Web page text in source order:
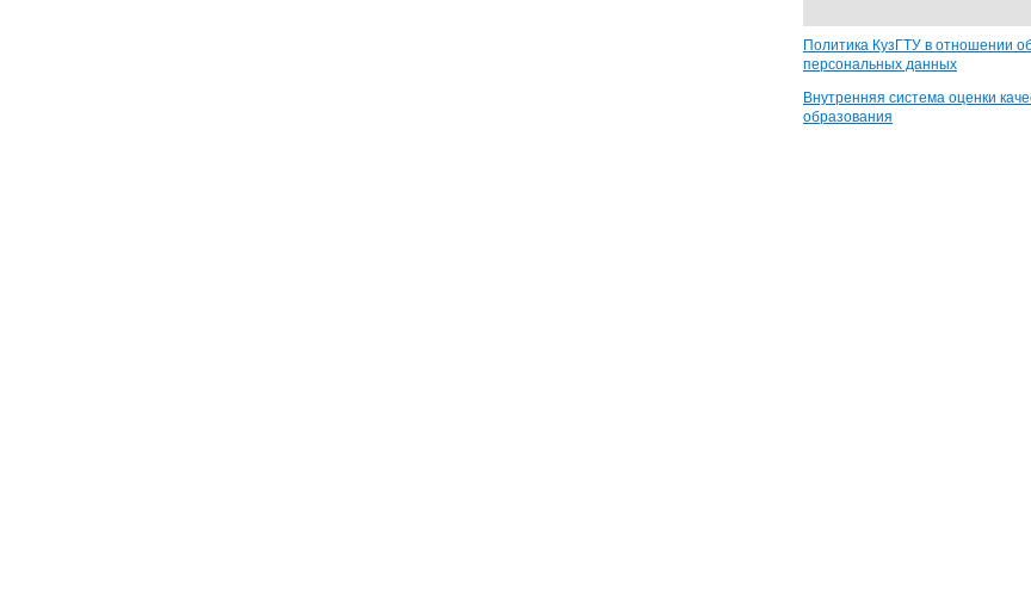
Политика КузГТУ в отношении
персональных данных
Внутренняя система оценки
образования